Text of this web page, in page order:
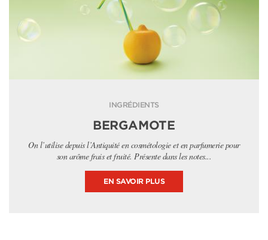
INGRÉDIENTS
BERGAMOTE
On l’utilise depuis l’Antiquité en cosmétologie et en parfumerie pour
son arôme frais et fruité. Présente dans les notes...
EN SAVOIR PLUS